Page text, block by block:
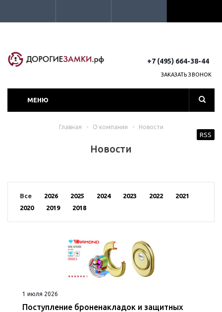
+7 (495) 664-38-44
ЗАКАЗАТЬ ЗВОНОК
МЕНЮ
Главная - О компании - Новости
Новости
RSS
Все 2026 2025 2024 2023 2022
2021
2020
2019 2018
1 июля 2026
Поступление броненакладок и защитных